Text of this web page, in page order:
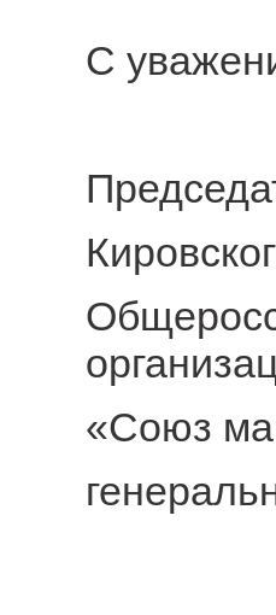
С
«Союз